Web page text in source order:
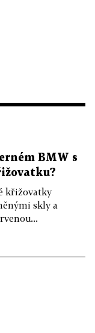
BMW s
křižovatky
skly a